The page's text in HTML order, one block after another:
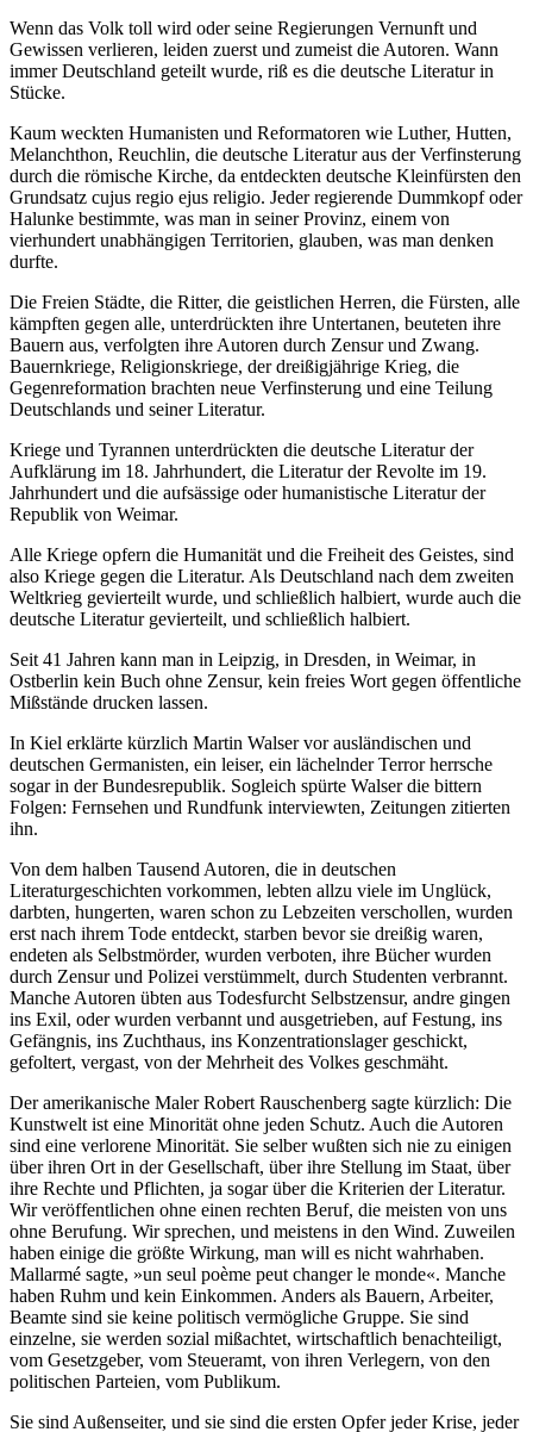
Wenn das Volk toll wird oder seine Regierungen Vernunft und
Gewissen verlieren, leiden zuerst und zumeist die Autoren. Wann
immer Deutschland geteilt wurde, riß es die deutsche Literatur in
Stücke.
Kaum weckten Humanisten und Reformatoren wie Luther, Hutten,
Melanchthon, Reuchlin, die deutsche Literatur aus der Verfinsterung
durch die römische Kirche, da entdeckten deutsche Kleinfürsten den
Grundsatz cujus regio ejus religio. Jeder regierende Dummkopf oder
Halunke bestimmte, was man in seiner Provinz, einem von
vierhundert unabhängigen Territorien, glauben, was man denken
durfte.
Die Freien Städte, die Ritter, die geistlichen Herren, die Fürsten, alle
kämpften gegen alle, unterdrückten ihre Untertanen, beuteten ihre
Bauern aus, verfolgten ihre Autoren durch Zensur und Zwang.
Bauernkriege, Religionskriege, der dreißigjährige Krieg, die
Gegenreformation brachten neue Verfinsterung und eine Teilung
Deutschlands und seiner Literatur.
Kriege und Tyrannen unterdrückten die deutsche Literatur der
Aufklärung im 18. Jahrhundert, die Literatur der Revolte im 19.
Jahrhundert und die aufsässige oder humanistische Literatur der
Republik von Weimar.
Alle Kriege opfern die Humanität und die Freiheit des Geistes, sind
also Kriege gegen die Literatur. Als Deutschland nach dem zweiten
Weltkrieg gevierteilt wurde, und schließlich halbiert, wurde auch die
deutsche Literatur gevierteilt, und schließlich halbiert.
Seit 41 Jahren kann man in Leipzig, in Dresden, in Weimar, in
Ostberlin kein Buch ohne Zensur, kein freies Wort gegen öffentliche
Mißstände drucken lassen.
In Kiel erklärte kürzlich Martin Walser vor ausländischen und
deutschen Germanisten, ein leiser, ein lächelnder Terror herrsche
sogar in der Bundesrepublik. Sogleich spürte Walser die bittern
Folgen: Fernsehen und Rundfunk interviewten, Zeitungen zitierten
ihn.
Von dem halben Tausend Autoren, die in deutschen
Literaturgeschichten vorkommen, lebten allzu viele im Unglück,
darbten, hungerten, waren schon zu Lebzeiten verschollen, wurden
erst nach ihrem Tode entdeckt, starben bevor sie dreißig waren,
endeten als Selbstmörder, wurden verboten, ihre Bücher wurden
durch Zensur und Polizei verstümmelt, durch Studenten verbrannt.
Manche Autoren übten aus Todesfurcht Selbstzensur, andre gingen
ins Exil, oder wurden verbannt und ausgetrieben, auf Festung, ins
Gefängnis, ins Zuchthaus, ins Konzentrationslager geschickt,
gefoltert, vergast, von der Mehrheit des Volkes geschmäht.
Der amerikanische Maler Robert Rauschenberg sagte kürzlich: Die
Kunstwelt ist eine Minorität ohne jeden Schutz. Auch die Autoren
sind eine verlorene Minorität. Sie selber wußten sich nie zu einigen
über ihren Ort in der Gesellschaft, über ihre Stellung im Staat, über
ihre Rechte und Pflichten, ja sogar über die Kriterien der Literatur.
Wir veröffentlichen ohne einen rechten Beruf, die meisten von uns
ohne Berufung. Wir sprechen, und meistens in den Wind. Zuweilen
haben einige die größte Wirkung, man will es nicht wahrhaben.
Mallarmé sagte, »un seul poème peut changer le monde«. Manche
haben Ruhm und kein Einkommen. Anders als Bauern, Arbeiter,
Beamte sind sie keine politisch vermögliche Gruppe. Sie sind
einzelne, sie werden sozial mißachtet, wirtschaftlich benachteiligt,
vom Gesetzgeber, vom Steueramt, von ihren Verlegern, von den
politischen Parteien, vom Publikum.
Sie sind Außenseiter, und sie sind die ersten Opfer jeder Krise, jeder